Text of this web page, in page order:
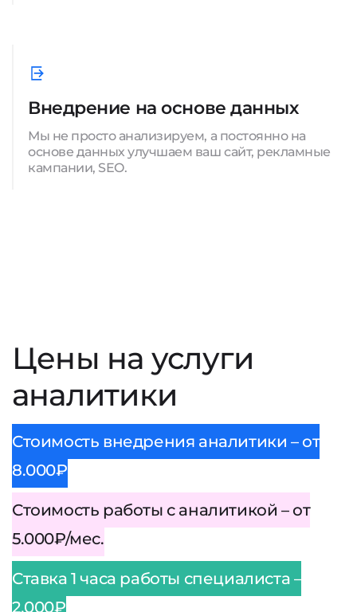
Внедрение на основе данных
Мы не просто анализируем, а постоянно на
основе данных улучшаем ваш сайт, рекламные
кампании, SEO.
Цены на услуги
аналитики
Стоимость внедрения аналитики – от
8.000₽
Стоимость работы с аналитикой – от
5.000₽/мес.
Ставка 1 часа работы специалиста –
2.000₽